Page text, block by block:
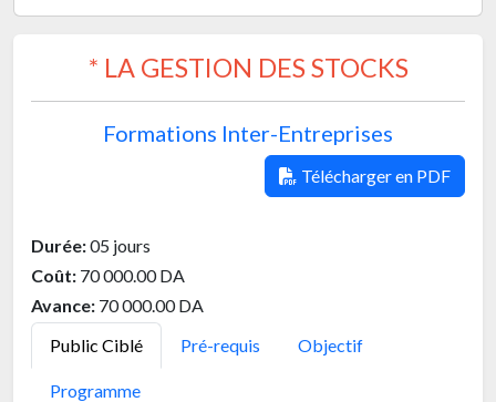
* LA GESTION DES STOCKS
Formations Inter-Entreprises
Télécharger en PDF
Durée:05 jours
Coût: 70 000.00 DA
Avance: 70 000.00 DA
Public Ciblé
Pré-requis Objectif
Programme